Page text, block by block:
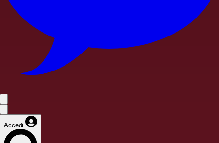
Accedi